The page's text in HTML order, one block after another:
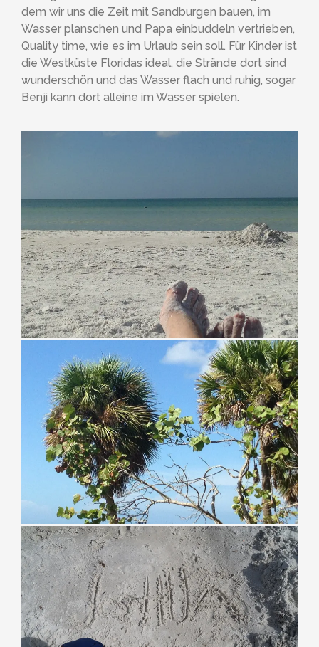
dem wir uns die Zeit mit Sandburgen bauen, im
Wasser planschen und Papa einbuddeln vertrieben,
Quality time, wie es im Urlaub sein soll. Für Kinder ist
die Westküste Floridas ideal, die Strände dort sind
wunderschön und das Wasser flach und ruhig, sogar
Benji kann dort alleine im Wasser spielen.